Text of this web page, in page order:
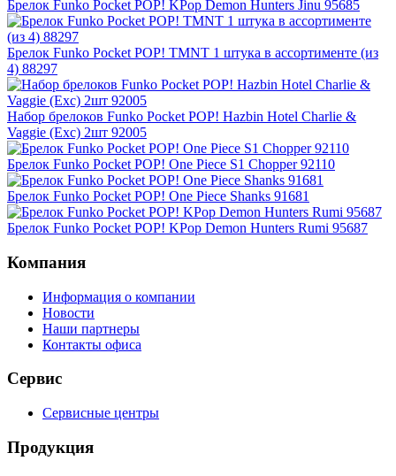
Брелок Funko Pocket POP! KPop Demon Hunters Jinu 95685
Брелок Funko Pocket POP! TMNT 1 штука в ассортименте (из
4) 88297
Набор брелоков Funko Pocket POP! Hazbin Hotel Charlie &
Vaggie (Exc) 2шт 92005
Брелок Funko Pocket POP! One Piece S1 Chopper 92110
Брелок Funko Pocket POP! One Piece Shanks 91681
Брелок Funko Pocket POP! KPop Demon Hunters Rumi 95687
Компания
Информация о компании
Новости
Наши партнеры
Контакты офиса
Сервис
Сервисные центры
Продукция